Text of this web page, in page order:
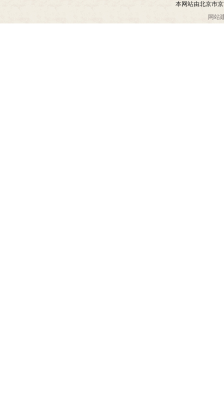
本网站由北京市
网站